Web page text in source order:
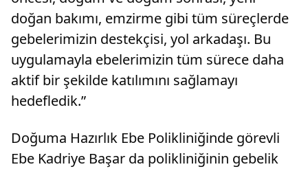
doğan bakımı, emzirme gibi tüm süreçlerde
gebelerimizin destekçisi, yol arkadaşı. Bu
uygulamayla ebelerimizin tüm sürece daha
aktif bir şekilde katılımını sağlamayı
hedefledik.”
Doğuma Hazırlık Ebe Polikliniğinde görevli
Ebe Kadriye Başar da polikliniğinin gebelik